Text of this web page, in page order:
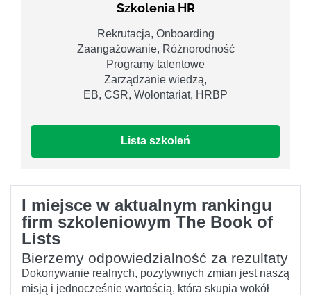
Szkolenia HR
Rekrutacja, Onboarding
Zaangażowanie, Różnorodność
Programy talentowe
Zarządzanie wiedzą,
EB, CSR, Wolontariat, HRBP
Lista szkoleń
I miejsce w aktualnym rankingu
firm szkoleniowym The Book of
Lists
Bierzemy odpowiedzialność za rezultaty
Dokonywanie realnych, pozytywnych zmian jest naszą
misją i jednocześnie wartością, która skupia wokół